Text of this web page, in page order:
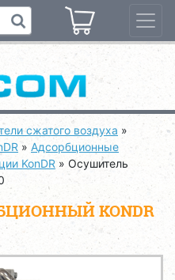
сжатого воздуха »
» Адсорбционные
KonDR » Осушитель
KONDR